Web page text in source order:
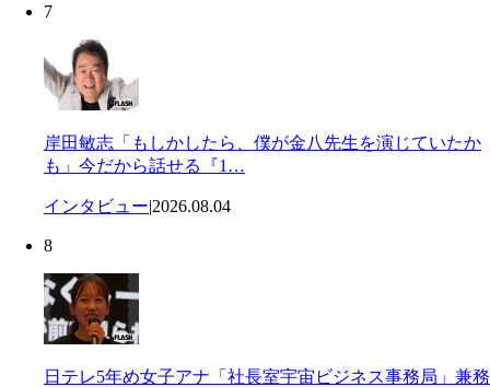
7
岸田敏志「もしかしたら、僕が金八先生を演じていたか
も」今だから話せる『1…
インタビュー|2026.08.04
8
日テレ5年め女子アナ「社長室宇宙ビジネス事務局」兼務